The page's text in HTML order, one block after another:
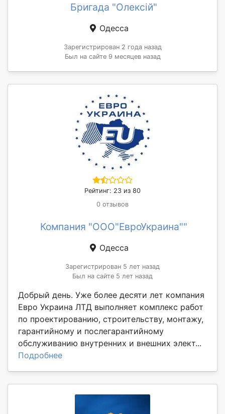
Бригада "Олексій"
Одесса
Зарегистрирован 2 года назад
Был на сайте 9 месяцев назад
Рейтинг: 23 из 80
0 отзывов
Компания "ООО"ЕвроУкраина""
Одесса
Зарегистрирован 5 лет назад
Был на сайте 5 лет назад
Добрый день. Уже более десяти лет компания
Евро Украина ЛТД выполняет комплекс работ
по проектированию, строительству, монтажу,
гарантийному и послегарантийному
обслуживанию внутренних и внешних элект...
Подробнее